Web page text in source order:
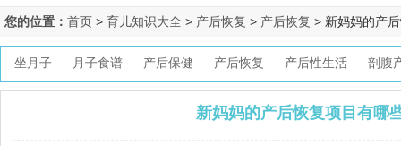
您的位置： 首页 > 育儿知识大全 > 产后恢复 > 产后恢复 > 新妈妈的产
坐月子 月子食谱 产后保健 产后恢复 产后性生活 剖腹
新妈妈的产后恢复项目有哪